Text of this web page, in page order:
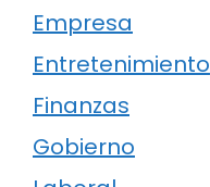
Empresa
Entretenimiento
Finanzas
Gobierno